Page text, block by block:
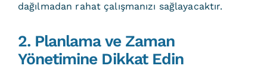
dağılmadan rahat çalışmanızı sağlayacaktır.
2. Planlama ve Zaman
Yönetimine Dikkat Edin